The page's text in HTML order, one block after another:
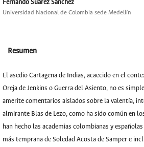
Fernando Suárez Sánchez
Universidad Nacional de Colombia sede Medellín
Resumen
El asedio Cartagena de Indias, acaecido en el
Oreja de Jenkins o Guerra del Asiento, no es
amerite comentarios aislados sobre la valentía,
almirante Blas de Lezo, como ha sido común en
han hecho las academias colombianas y
más temprana de Soledad Acosta de Samper e